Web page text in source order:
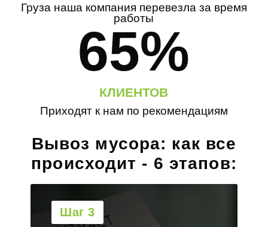
Груза наша компания перевезла за время
работы
65%
КЛИЕНТОВ
Приходят к нам по рекомендациям
Вывоз мусора: как все
происходит - 6 этапов:
Шаг 4